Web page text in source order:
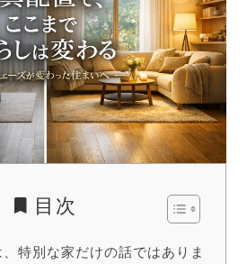
目次
、特別な家だけの話ではありま